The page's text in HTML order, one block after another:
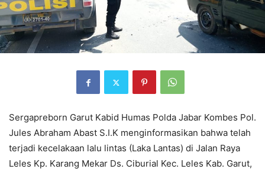
Sergapreborn Garut Kabid Humas Polda Jabar Kombes Pol.
Jules Abraham Abast S.I.K menginformasikan bahwa telah
terjadi kecelakaan lalu lintas (Laka Lantas) di Jalan Raya
Leles Kp. Karang Mekar Ds. Ciburial Kec. Leles Kab. Garut,